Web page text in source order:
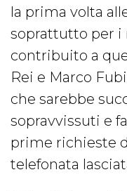
la prima volta
soprattutto per i
contribuito a
Rei e Marco
che sarebbe
sopravvissuti e
prime richieste
telefonata